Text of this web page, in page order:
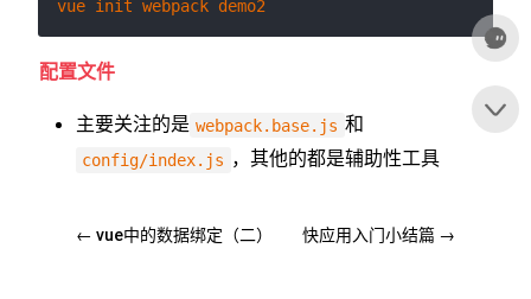
配置文件
主要关注的是 webpack.base.js 和
config/index.js ，其他的都是辅助性工具
← vue中的数据绑定（二） 快应用入门小结篇 →